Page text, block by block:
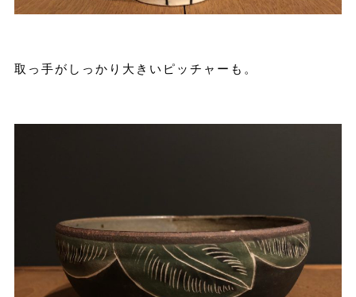
取っ手がしっかり大きいピッチャーも。